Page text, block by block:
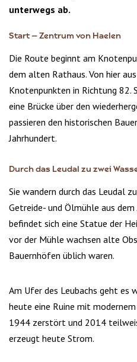
unterwegs ab.
Start – Zentrum von Haelen
Die Route beginnt am
dem alten Rathaus. Von hier
Knotenpunkten in Richtung 82.
eine Brücke über den
passieren den historischen
Jahrhundert.
Durch das Leudal zu zwei
Sie wandern durch das Leudal
Getreide- und Ölmühle aus
befindet sich eine Statue der
vor der Mühle wachsen alte
Bauernhöfen üblich waren.
Am Ufer des Leubachs geht es
heute eine Ruine mit
1944 zerstört und 2014
erzeugt heute Strom.